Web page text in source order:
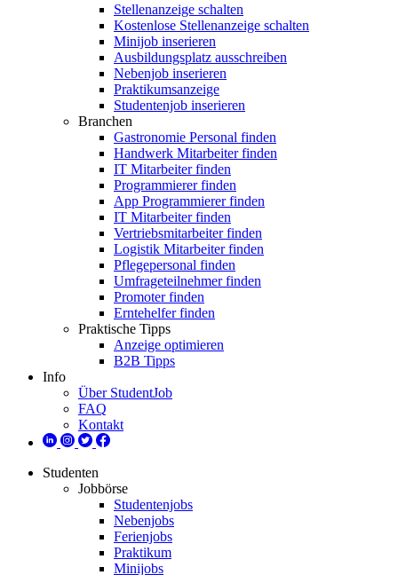
Stellenanzeige schalten
Kostenlose Stellenanzeige schalten
Minijob inserieren
Ausbildungsplatz ausschreiben
Nebenjob inserieren
Praktikumsanzeige
Studentenjob inserieren
Branchen
Gastronomie Personal finden
Handwerk Mitarbeiter finden
IT Mitarbeiter finden
Programmierer finden
App Programmierer finden
IT Mitarbeiter finden
Vertriebsmitarbeiter finden
Logistik Mitarbeiter finden
Pflegepersonal finden
Umfrageteilnehmer finden
Promoter finden
Erntehelfer finden
Praktische Tipps
Anzeige optimieren
B2B Tipps
Info
Über StudentJob
FAQ
Kontakt
Studenten
Jobbörse
Studentenjobs
Nebenjobs
Ferienjobs
Praktikum
Minijobs